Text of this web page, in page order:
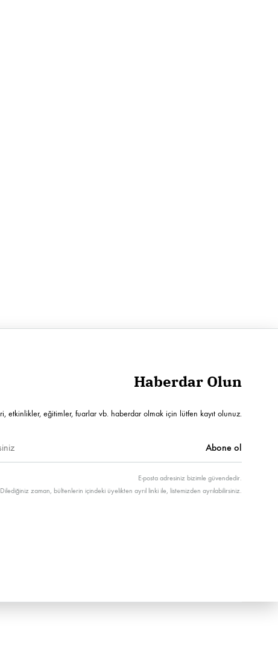
Haberdar Olun
etkinlikler, eğitimler, fuarlar vb. haberdar olmak için lütfen kayıt olunuz.
E-posta adresiniz bizimle güvendedir.
Dilediğiniz zaman, bültenlerin içindeki üyelikten ayrıl linki ile, listemizden ayrılabilirsiniz.